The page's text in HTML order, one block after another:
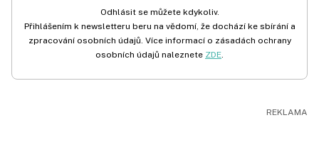
Odhlásit se můžete kdykoliv.
Přihlášením k newsletteru beru na vědomí, že dochází ke sbírání a
zpracování osobních údajů. Více informací o zásadách ochrany
osobních údajů naleznete ZDE.